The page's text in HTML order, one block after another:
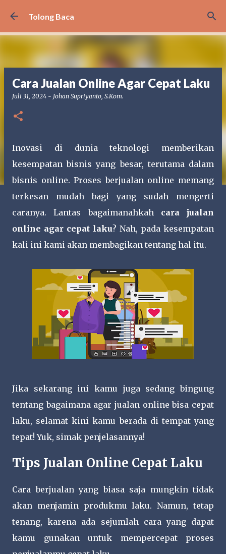
Tolong Baca
Cara Jualan Online Agar Cepat Laku
Juli 31, 2024 - Johan Supriyanto, S.Kom.
Inovasi di dunia teknologi memberikan
kesempatan bisnis yang besar, terutama dalam
bisnis online. Proses berjualan online memang
terkesan mudah bagi yang sudah mengerti
caranya. Lantas bagaimanahkah cara jualan
online agar cepat laku? Nah, pada kesempatan
kali ini kami akan membagikan tentang hal itu.
Jika sekarang ini kamu juga sedang bingung
tentang bagaimana agar jualan online bisa cepat
laku, selamat kini kamu berada di tempat yang
tepat! Yuk, simak penjelasannya!
Tips Jualan Online Cepat Laku
Cara berjualan yang biasa saja mungkin tidak
akan menjamin produkmu laku. Namun, tetap
tenang, karena ada sejumlah cara yang dapat
kamu gunakan untuk mempercepat proses